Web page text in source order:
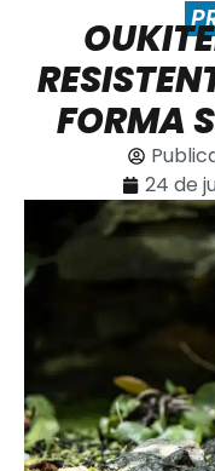
FORMA
24 de